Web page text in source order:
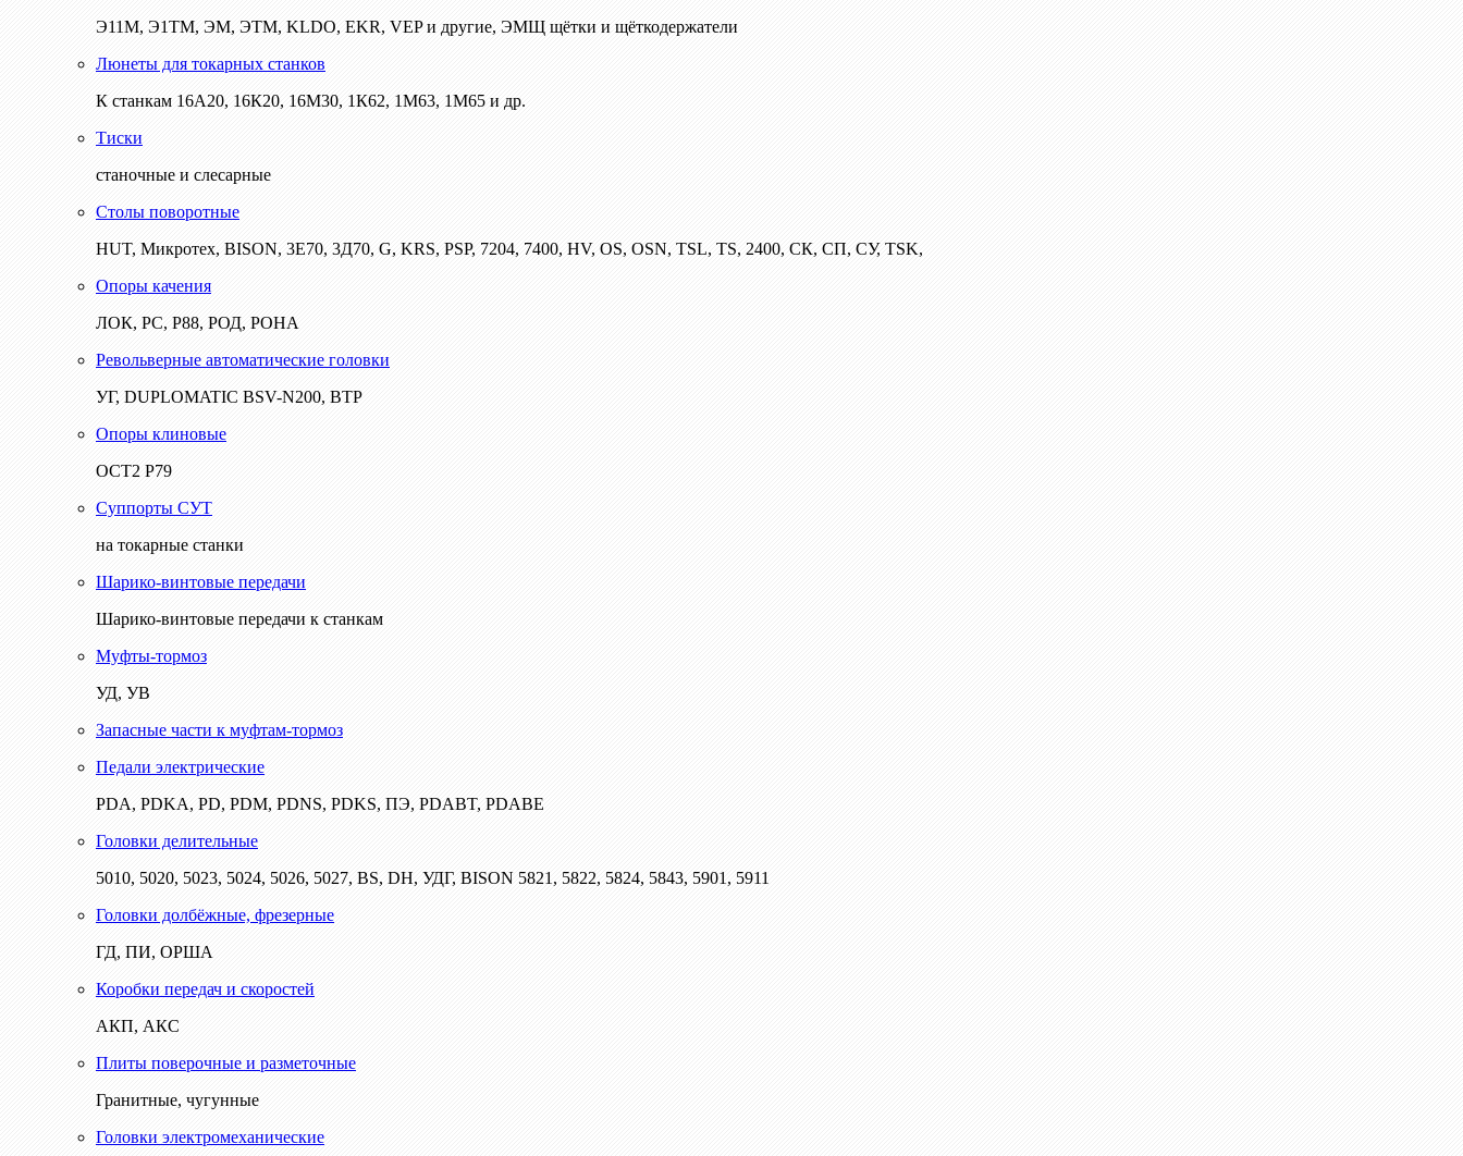
Э11М, Э1ТМ, ЭМ, ЭТМ, KLDO, EKR, VEP и другие, ЭМЩ щётки и щёткодержатели
Люнеты для токарных станков
К станкам 16А20, 16К20, 16М30, 1К62, 1М63, 1М65 и др.
Тиски
станочные и слесарные
Столы поворотные
HUT, Микротех, BISON, 3Е70, 3Д70, G, KRS, PSP, 7204, 7400, HV, OS, OSN, TSL, TS, 2400, СК, СП, СУ, TSK,
Опоры качения
ЛОК, РС, Р88, РОД, РОНА
Револьверные автоматические головки
УГ, DUPLOMATIC BSV-N200, ВТР
Опоры клиновые
ОСТ2 Р79
Суппорты СУТ
на токарные станки
Шарико-винтовые передачи
Шарико-винтовые передачи к станкам
Муфты-тормоз
УД, УВ
Запасные части к муфтам-тормоз
Педали электрические
PDA, PDKA, PD, PDM, PDNS, PDKS, ПЭ, PDABT, PDABE
Головки делительные
5010, 5020, 5023, 5024, 5026, 5027, BS, DH, УДГ, BISON 5821, 5822, 5824, 5843, 5901, 5911
Головки долбёжные, фрезерные
ГД, ПИ, ОРША
Коробки передач и скоростей
АКП, АКС
Плиты поверочные и разметочные
Гранитные, чугунные
Головки электромеханические